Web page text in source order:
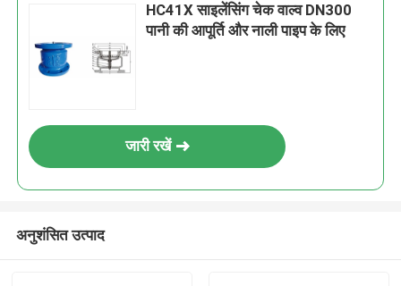
HC41X साइलेंसिंग चेक वाल्व DN300
पानी की आपूर्ति और नाली पाइप के लिए
जारी रखें
अनुशंसित उत्पाद